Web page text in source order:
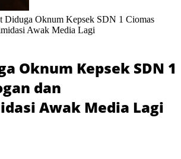
Diduga Oknum Kepsek SDN 1 Ciomas
Awak Media Lagi
Oknum Kepsek SDN 1
dan
Awak Media Lagi